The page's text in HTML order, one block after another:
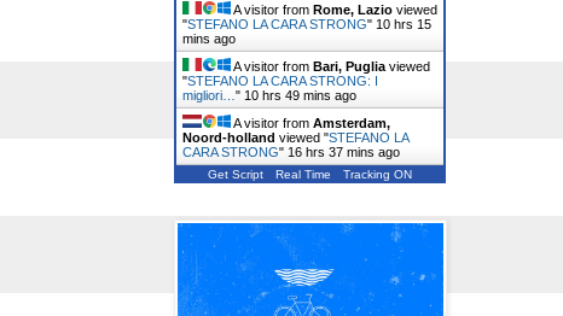
A visitor from Rome, Lazio viewed
"STEFANO LA CARA STRONG" 10 hrs 15
mins ago
A visitor from Bari, Puglia viewed
"STEFANO LA CARA STRONG: I
migliori… " 10 hrs 49 mins ago
A visitor from Amsterdam,
Noord-holland viewed "STEFANO LA
CARA STRONG" 16 hrs 37 mins ago
Get Script Real Time Tracking ON